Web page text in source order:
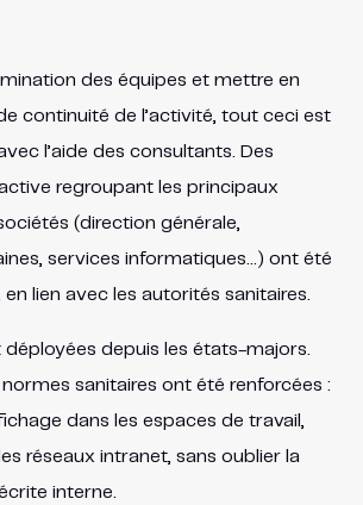
des équipes et mettre en
continuité de l’activité, tout ceci est
l’aide des consultants. Des
regroupant les principaux
(direction générale,
services informatiques…) ont été
lien avec les autorités sanitaires.
déployées depuis les états-majors.
sanitaires ont été renforcées :
dans les espaces de travail,
réseaux intranet, sans oublier la
interne.